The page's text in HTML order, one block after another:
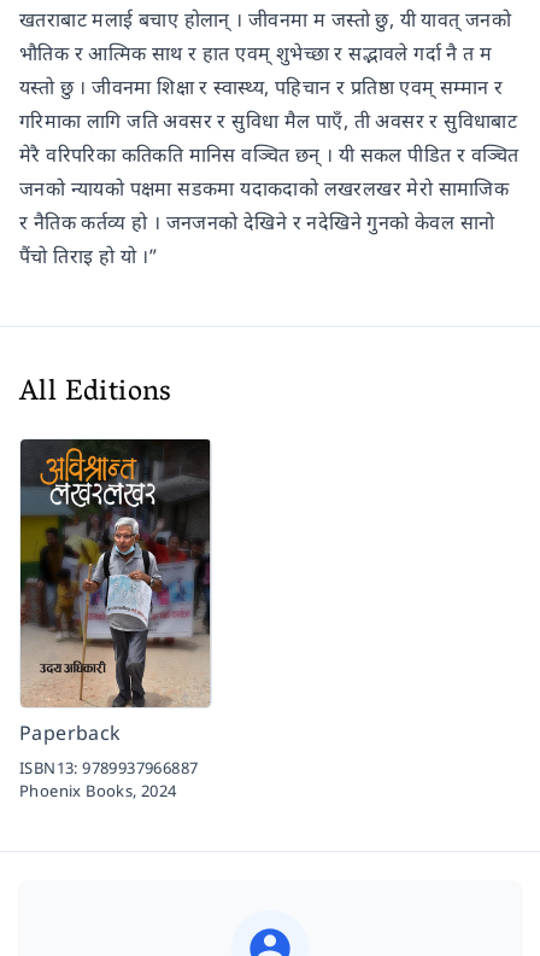
खतराबाट मलाई बचाए होलान् । जीवनमा म जस्तो छु, यी यावत् जनको
भौतिक र आत्मिक साथ र हात एवम् शुभेच्छा र सद्भावले गर्दा नै त म
यस्तो छु । जीवनमा शिक्षा र स्वास्थ्य, पहिचान र प्रतिष्ठा एवम् सम्मान र
गरिमाका लागि जति अवसर र सुविधा मैल पाएँ, ती अवसर र सुविधाबाट
मेरै वरिपरिका कतिकति मानिस वञ्चित छन् । यी सकल पीडित र वञ्चित
जनको न्यायको पक्षमा सडकमा यदाकदाको लखरलखर मेरो सामाजिक
र नैतिक कर्तव्य हो । जनजनको देखिने र नदेखिने गुनको केवल सानो
पैंचो तिराइ हो यो ।”
All Editions
Paperback
ISBN13:9789937966887
Phoenix Books,2024